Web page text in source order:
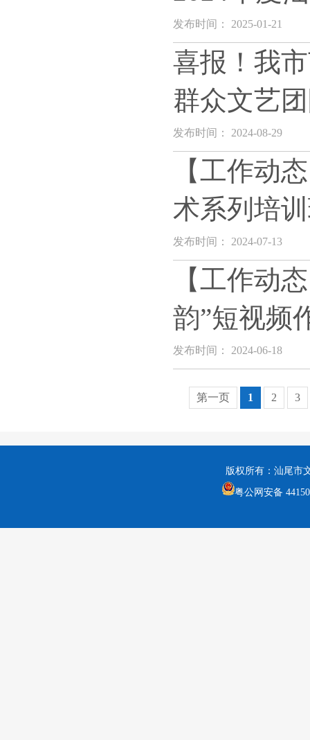
发布时间： 2025-01-21
喜报！我
群众文艺
发布时间： 2024-08-29
【工作动
术系列培
发布时间： 2024-07-13
【工作动
韵”短视频
发布时间： 2024-06-18
第一页 1 2 3
版权所有：汕尾市
粤公网安备